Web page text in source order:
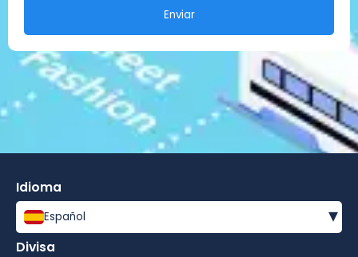
Enviar
Idioma
Español ▾
Divisa